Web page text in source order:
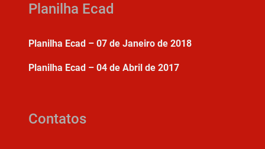
Planilha Ecad
Planilha Ecad – 07 de Janeiro de 2018
Planilha Ecad – 04 de Abril de 2017
Contatos